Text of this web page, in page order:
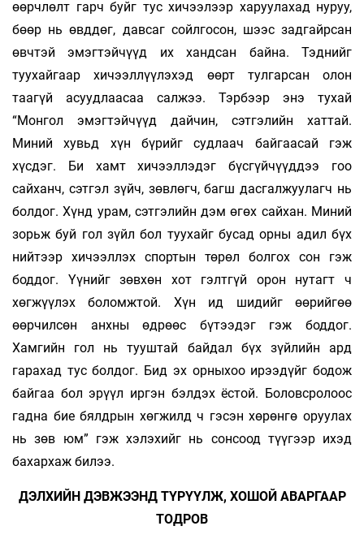
өөрчлөлт гарч буйг тус хичээлээр харуулахад нуруу,
бөөр нь өвддөг, давсаг сойлгосон, шээс задгайрсан
өвчтэй эмэгтэйчүүд их хандсан байна. Тэднийг
туухайгаар хичээллүүлэхэд өөрт тулгарсан олон
таагүй асуудлаасаа салжээ. Тэрбээр энэ тухай
“Монгол эмэгтэйчүүд дайчин, сэтгэлийн хаттай.
Миний хувьд хүн бүрийг судлаач байгаасай гэж
хүсдэг. Би хамт хичээллэдэг бүсгүйчүүддээ гоо
сайханч, сэтгэл зүйч, зөвлөгч, багш дасгалжуулагч нь
болдог. Хүнд урам, сэтгэлийн дэм өгөх сайхан. Миний
зорьж буй гол зүйл бол туухайг бусад орны адил бүх
нийтээр хичээллэх спортын төрөл болгох сон гэж
боддог. Үүнийг зөвхөн хот гэлтгүй орон нутагт ч
хөгжүүлэх боломжтой. Хүн ид шидийг өөрийгөө
өөрчилсөн анхны өдрөөс бүтээдэг гэж боддог.
Хамгийн гол нь тууштай байдал бүх зүйлийн ард
гарахад тус болдог. Бид эх орныхоо ирээдүйг бодож
байгаа бол эрүүл иргэн бэлдэх ёстой. Боловсролоос
гадна бие бялдрын хөгжилд ч гэсэн хөрөнгө оруулах
нь зөв юм” гэж хэлэхийг нь сонсоод түүгээр ихэд
бахархаж билээ.
ДЭЛХИЙН ДЭВЖЭЭНД ТҮРҮҮЛЖ, ХОШОЙ АВАРГААР
ТОДРОВ